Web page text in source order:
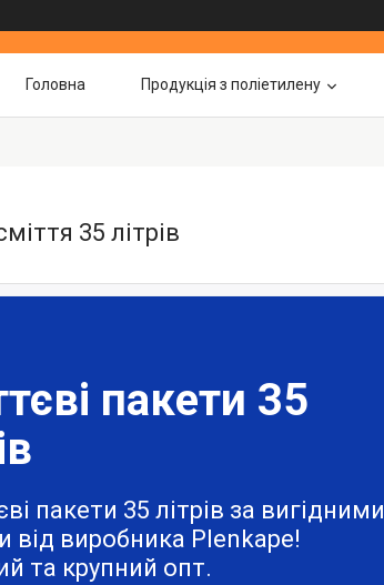
Головна Продукція з поліетилену
35 літрів
пакети 35
пакети 35 літрів за вигідними
від виробника Plenkape!
та крупний опт.